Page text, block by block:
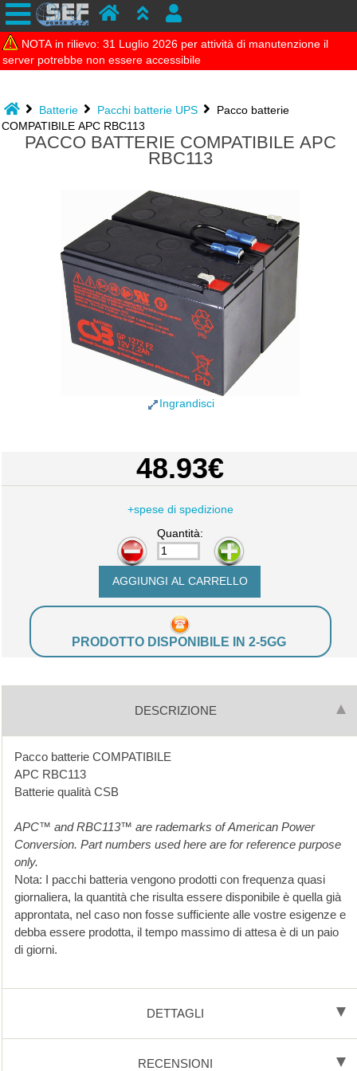
server potrebbe non essere accessibile
Batterie Pacchi batterie UPS
Pacco batterie
COMPATIBILE APC RBC113
PACCO BATTERIE COMPATIBILE APC
RBC113
Ingrandisci
48.93€
+spese di spedizione
Quantità:
-
+
PRODOTTO DISPONIBILE IN 2-5GG
DESCRIZIONE
Pacco batterie COMPATIBILE
APC RBC113
Batterie qualità CSB
APC™ and RBC113™ are rademarks of American Power
Conversion. Part numbers used here are for reference purpose
only.
Nota: I pacchi batteria vengono prodotti con frequenza quasi
giornaliera, la quantità che risulta essere disponibile è quella già
approntata, nel caso non fosse sufficiente alle vostre esigenze e
debba essere prodotta, il tempo massimo di attesa è di un paio
di giorni.
DETTAGLI
RECENSIONI